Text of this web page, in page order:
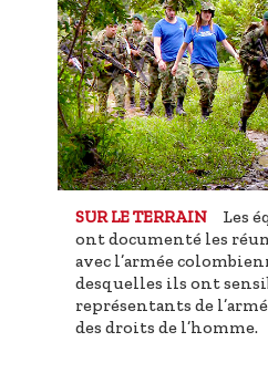
SUR LE TERRAIN
Les
ont documenté les
avec l’armée
desquelles ils ont
représentants de
des droits de l’homme.